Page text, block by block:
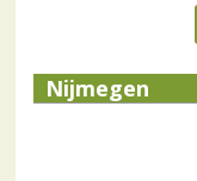
Nijmegen